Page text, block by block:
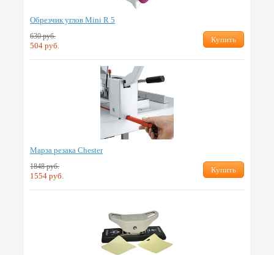
Обрезчик углов Mini R 5
630 руб.
504 руб.
Купить
Марза резака Chester
1848 руб.
1554 руб.
Купить